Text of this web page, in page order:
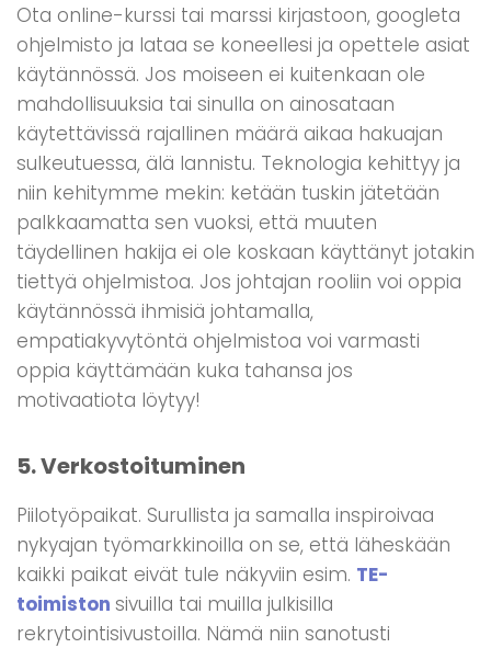
Ota online-kurssi tai marssi kirjastoon, googleta
ohjelmisto ja lataa se koneellesi ja opettele asiat
käytännössä. Jos moiseen ei kuitenkaan ole
mahdollisuuksia tai sinulla on ainosataan
käytettävissä rajallinen määrä aikaa hakuajan
sulkeutuessa, älä lannistu. Teknologia kehittyy ja
niin kehitymme mekin: ketään tuskin jätetään
palkkaamatta sen vuoksi, että muuten
täydellinen hakija ei ole koskaan käyttänyt jotakin
tiettyä ohjelmistoa. Jos johtajan rooliin voi oppia
käytännössä ihmisiä johtamalla,
empatiakyvytöntä ohjelmistoa voi varmasti
oppia käyttämään kuka tahansa jos
motivaatiota löytyy!
5. Verkostoituminen
Piilotyöpaikat. Surullista ja samalla inspiroivaa
nykyajan työmarkkinoilla on se, että läheskään
kaikki paikat eivät tule näkyviin esim. TE-
toimiston sivuilla tai muilla julkisilla
rekrytointisivustoilla. Nämä niin sanotusti